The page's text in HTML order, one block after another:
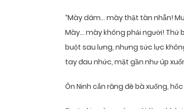
“Mày dám… mày thật tàn nhẫn!
Mày… mày không phải người! Thứ
buột sau lưng, nhưng sức lực
tay đau nhức, mặt gần như úp
Ôn Ninh cắn răng đè bà xuống,